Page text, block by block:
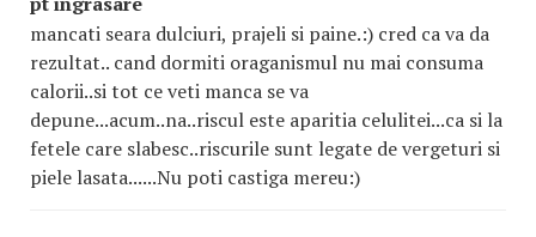
mancati seara dulciuri, prajeli si paine.:) cred ca va da
rezultat.. cand dormiti oraganismul nu mai consuma
calorii..si tot ce veti manca se va
depune...acum..na..riscul este aparitia celulitei...ca si la
fetele care slabesc..riscurile sunt legate de vergeturi si
piele lasata......Nu poti castiga mereu:)